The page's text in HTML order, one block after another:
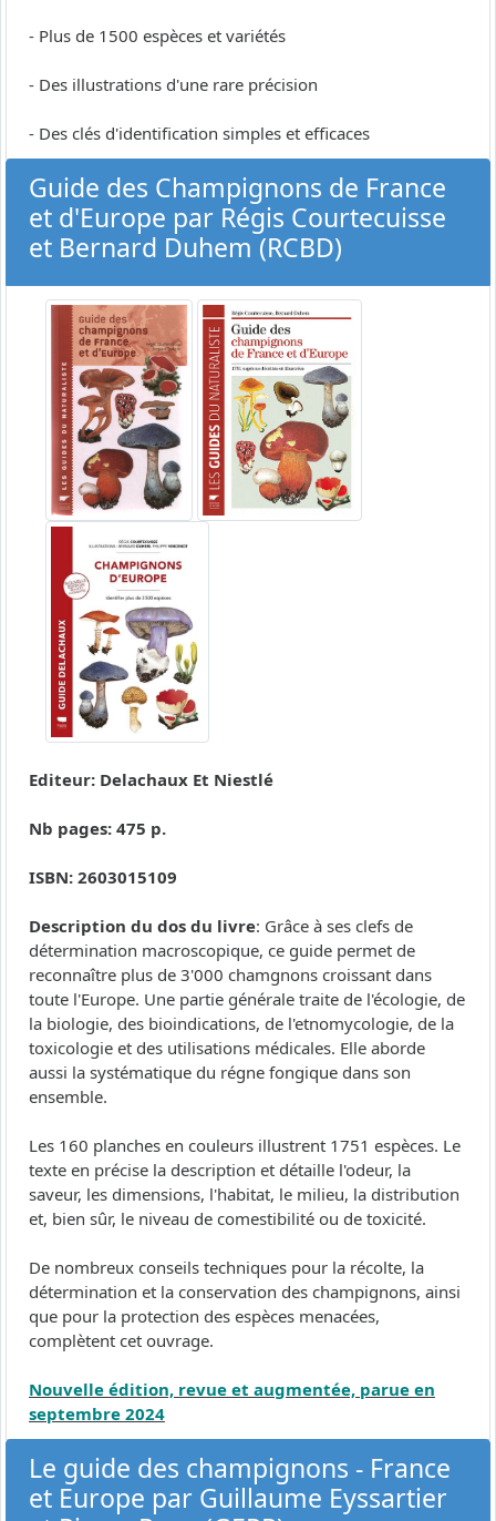
- Plus de 1500 espèces et variétés
- Des illustrations d'une rare précision
- Des clés d'identification simples et efficaces
Guide des Champignons de France
et d'Europe par Régis Courtecuisse
et Bernard Duhem (RCBD)
Editeur: Delachaux Et Niestlé
Nb pages: 475 p.
ISBN: 2603015109
Description du dos du livre: Grâce à ses clefs de
détermination macroscopique, ce guide permet de
reconnaître plus de 3'000 chamgnons croissant dans
toute l'Europe. Une partie générale traite de l'écologie, de
la biologie, des bioindications, de l'etnomycologie, de la
toxicologie et des utilisations médicales. Elle aborde
aussi la systématique du régne fongique dans son
ensemble.
Les 160 planches en couleurs illustrent 1751 espèces. Le
texte en précise la description et détaille l'odeur, la
saveur, les dimensions, l'habitat, le milieu, la distribution
et, bien sûr, le niveau de comestibilité ou de toxicité.
De nombreux conseils techniques pour la récolte, la
détermination et la conservation des champignons, ainsi
que pour la protection des espèces menacées,
complètent cet ouvrage.
Nouvelle édition, revue et augmentée, parue en
septembre 2024
Le guide des champignons - France
et Europe par Guillaume Eyssartier